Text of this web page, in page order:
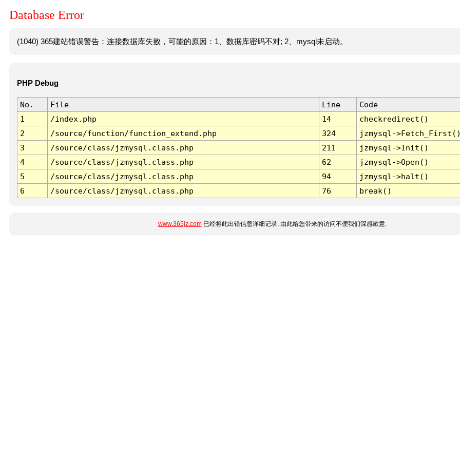
Database Error
(1040) 365建站错误警告：连接数据库失败，可能的原因：1、数据库密码不对; 2、mysql未启动。
PHP Debug
No. File Line
Code
1
/index.php 14
checkredirect()
2
/source/function/function_extend.php 324
jzmysql-
3
/source/class/jzmysql.class.php 211
jzmysql->Init()
4
/source/class/jzmysql.class.php 62
jzmysql->Open()
5
/source/class/jzmysql.class.php 94
jzmysql->halt()
6
/source/class/jzmysql.class.php 76 break()
www.365jz.com已经将此出错信息详细记录, 由此给您带来的访问不便我们深感歉意.